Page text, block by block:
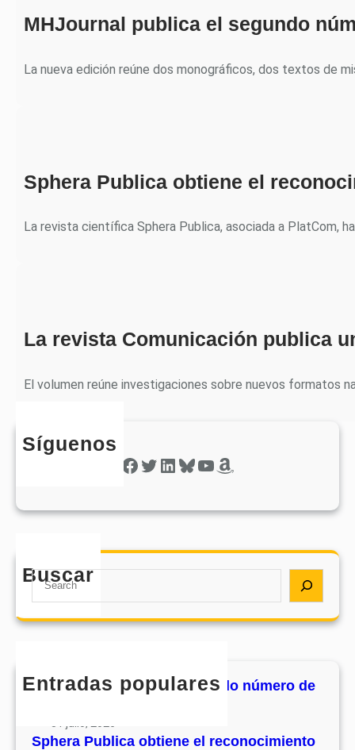
MHJournal publica el segundo
La nueva edición reúne dos monográficos, dos textos de
Sphera Publica obtiene el
La revista científica Sphera Publica, asociada a PlatCom,
La revista Comunicación publica
El volumen reúne investigaciones sobre nuevos formatos
Síguenos
Facebook Twitter LinkedIn Bluesky YouTube Amazon
Buscar
S
a
Entradas populares
MHJournal publica el segundo número de
Sphera Publica obtiene el reconocimiento